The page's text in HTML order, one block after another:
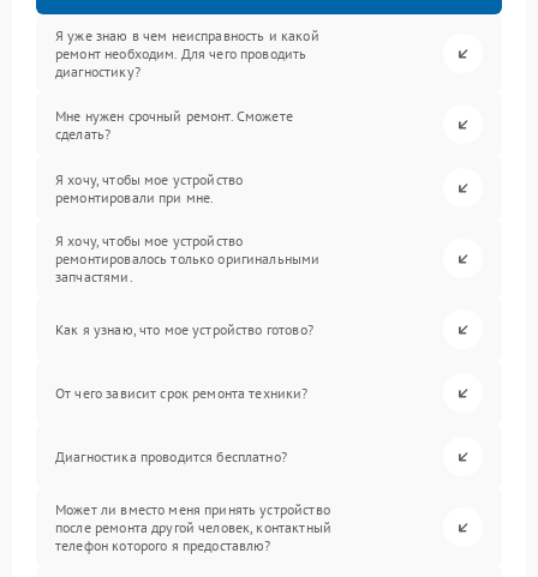
Я уже знаю в чем неисправность и какой
ремонт необходим. Для чего проводить
диагностику?
Мне нужен срочный ремонт. Сможете
сделать?
Я хочу, чтобы мое устройство
ремонтировали при мне.
Я хочу, чтобы мое устройство
ремонтировалось только оригинальными
запчастями.
Как я узнаю, что мое устройство готово?
От чего зависит срок ремонта техники?
Диагностика проводится бесплатно?
Может ли вместо меня принять устройство
после ремонта другой человек, контактный
телефон которого я предоставлю?